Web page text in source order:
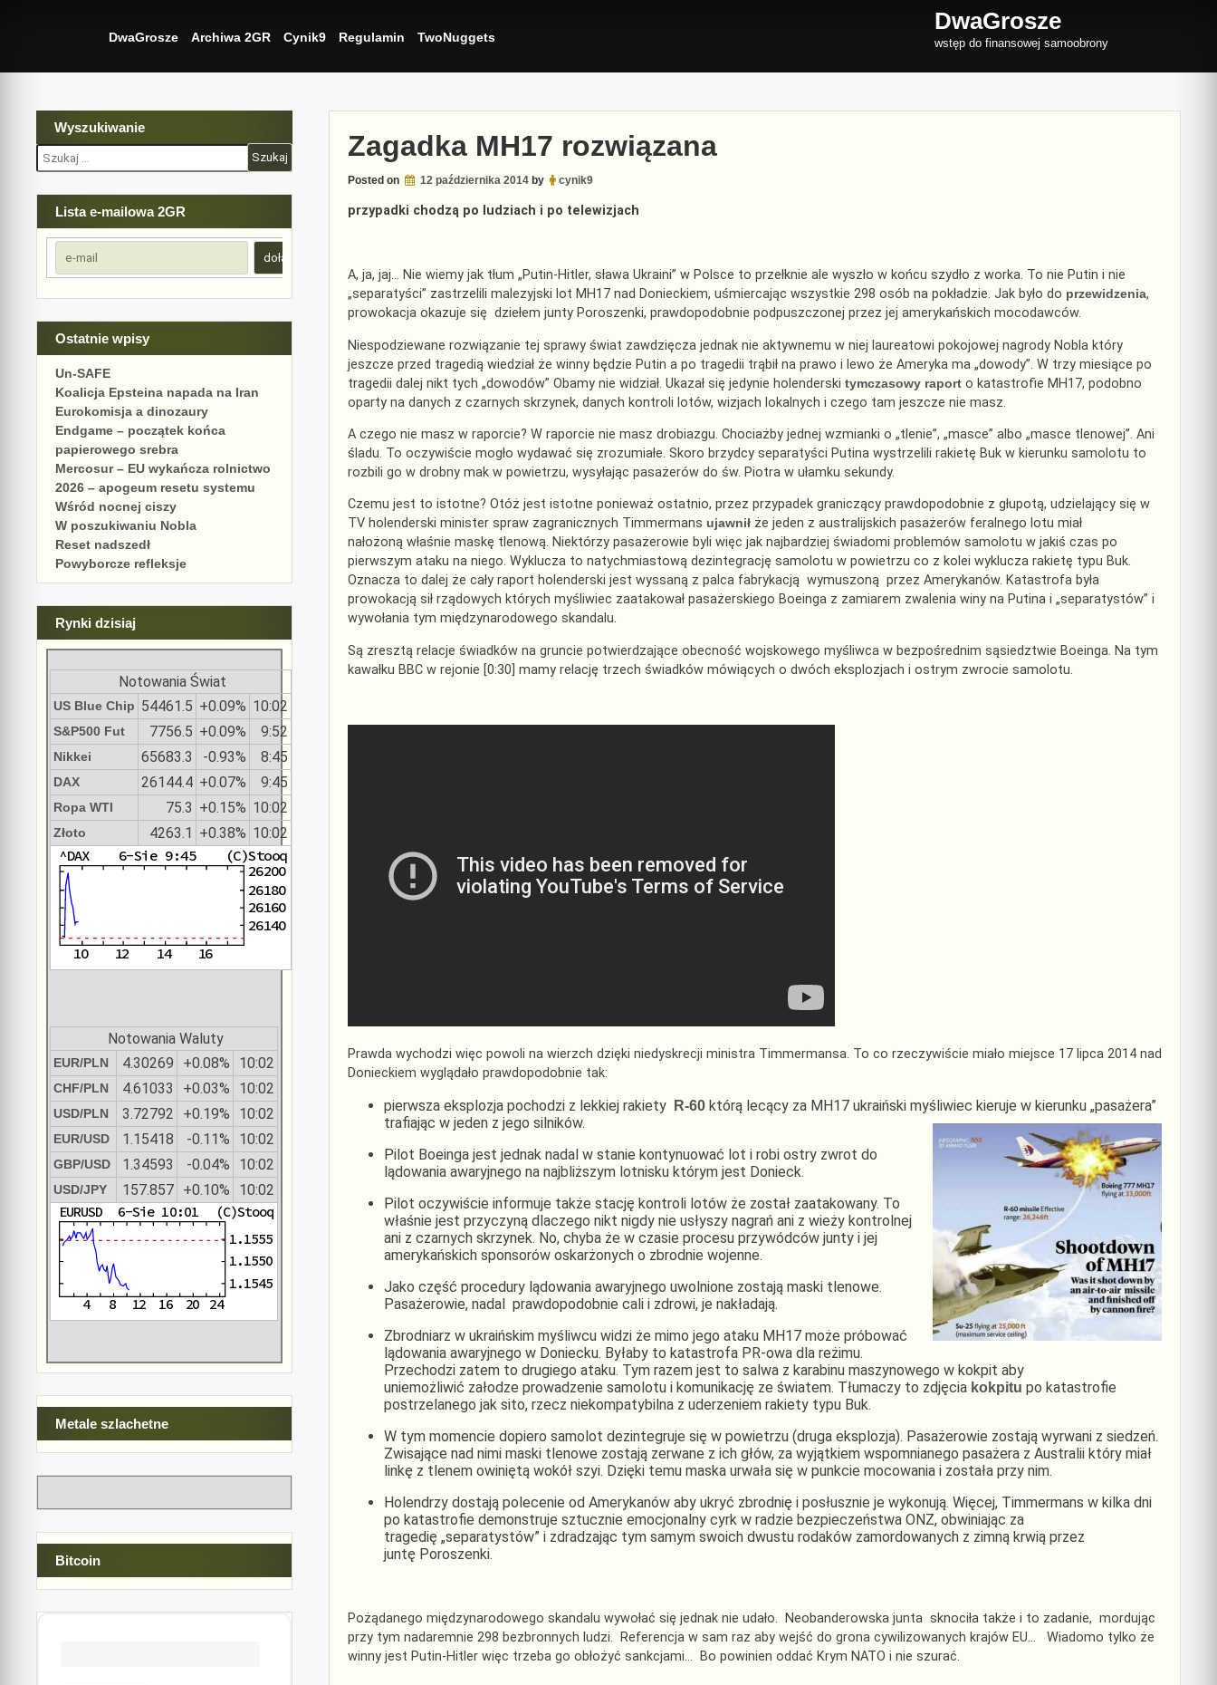
DwaGrosze Archiwa 2GR Cynik9 Regulamin TwoNuggets
DwaGrosze
wstęp do finansowej samoobrony
Zagadka MH17 rozwiązana
Posted on 12 października 2014by cynik9
przypadki chodzą po ludziach i po telewizjach
A, ja, jaj… Nie wiemy jak tłum „Putin-Hitler, sława Ukraini” w Polsce to przełknie ale wyszło w końcu szydło z worka. To nie Putin i nie
„separatyści” zastrzelili malezyjski lot MH17 nad Donieckiem, uśmiercając wszystkie 298 osób na pokładzie. Jak było do przewidzenia,
prowokacja okazuje się dziełem junty Poroszenki, prawdopodobnie podpuszczonej przez jej amerykańskich mocodawców.
Niespodziewane rozwiązanie tej sprawy świat zawdzięcza jednak nie aktywnemu w niej laureatowi pokojowej nagrody Nobla który
jeszcze przed tragedią wiedział że winny będzie Putin a po tragedii trąbił na prawo i lewo że Ameryka ma „dowody”. W trzy miesiące po
tragedii dalej nikt tych „dowodów” Obamy nie widział. Ukazał się jedynie holenderski tymczasowy raporto katastrofie MH17, podobno
oparty na danych z czarnych skrzynek, danych kontroli lotów, wizjach lokalnych i czego tam jeszcze nie masz.
A czego nie masz w raporcie? W raporcie nie masz drobiazgu. Chociażby jednej wzmianki o „tlenie”, „masce” albo „masce tlenowej”. Ani
śladu. To oczywiście mogło wydawać się zrozumiałe. Skoro brzydcy separatyści Putina wystrzelili rakietę Buk w kierunku samolotu to
rozbili go w drobny mak w powietrzu, wysyłając pasażerów do św. Piotra w ułamku sekundy.
Czemu jest to istotne? Otóż jest istotne ponieważ ostatnio, przez przypadek graniczący prawdopodobnie z głupotą, udzielający się w
TV holenderski minister spraw zagranicznych Timmermans ujawniłże jeden z australijskich pasażerów feralnego lotu miał
nałożoną właśnie maskę tlenową. Niektórzy pasażerowie byli więc jak najbardziej świadomi problemów samolotu w jakiś czas po
pierwszym ataku na niego. Wyklucza to natychmiastową dezintegrację samolotu w powietrzu co z kolei wyklucza rakietę typu Buk.
Oznacza to dalej że cały raport holenderski jest wyssaną z palca fabrykacją wymuszoną przez Amerykanów. Katastrofa była
prowokacją sił rządowych których myśliwiec zaatakował pasażerskiego Boeinga z zamiarem zwalenia winy na Putina i „separatystów” i
wywołania tym międzynarodowego skandalu.
Są zresztą relacje świadków na gruncie potwierdzające obecność wojskowego myśliwca w bezpośrednim sąsiedztwie Boeinga. Na tym
kawałku BBC w rejonie [0:30] mamy relację trzech świadków mówiących o dwóch eksplozjach i ostrym zwrocie samolotu.
Prawda wychodzi więc powoli na wierzch dzięki niedyskrecji ministra Timmermansa. To co rzeczywiście miało miejsce 17 lipca 2014 nad
Donieckiem wyglądało prawdopodobnie tak:
pierwsza eksplozja pochodzi z lekkiej rakiety R-60którą lecący za MH17 ukraiński myśliwiec kieruje w kierunku „pasażera”
trafiając w jeden z jego silników.
Pilot Boeinga jest jednak nadal w stanie kontynuować lot i robi ostry zwrot do
lądowania awaryjnego na najbliższym lotnisku którym jest Donieck.
Pilot oczywiście informuje także stację kontroli lotów że został zaatakowany. To
właśnie jest przyczyną dlaczego nikt nigdy nie usłyszy nagrań ani z wieży kontrolnej
ani z czarnych skrzynek. No, chyba że w czasie procesu przywódców junty i jej
amerykańskich sponsorów oskarżonych o zbrodnie wojenne.
Jako część procedury lądowania awaryjnego uwolnione zostają maski tlenowe.
Pasażerowie, nadal prawdopodobnie cali i zdrowi, je nakładają.
Zbrodniarz w ukraińskim myśliwcu widzi że mimo jego ataku MH17 może próbować
lądowania awaryjnego w Doniecku. Byłaby to katastrofa PR-owa dla reżimu.
Przechodzi zatem to drugiego ataku. Tym razem jest to salwa z karabinu maszynowego w kokpit aby
uniemożliwić załodze prowadzenie samolotu i komunikację ze światem. Tłumaczy to zdjęcia kokpitu po katastrofie
postrzelanego jak sito, rzecz niekompatybilna z uderzeniem rakiety typu Buk.
W tym momencie dopiero samolot dezintegruje się w powietrzu (druga eksplozja). Pasażerowie zostają wyrwani z siedzeń.
Zwisające nad nimi maski tlenowe zostają zerwane z ich głów, za wyjątkiem wspomnianego pasażera z Australii który miał
linkę z tlenem owiniętą wokół szyi. Dzięki temu maska urwała się w punkcie mocowania i została przy nim.
Holendrzy dostają polecenie od Amerykanów aby ukryć zbrodnię i posłusznie je wykonują. Więcej, Timmermans w kilka dni
po katastrofie demonstruje sztucznie emocjonalny cyrk w radzie bezpieczeństwa ONZ, obwiniając za
tragedię „separatystów” i zdradzając tym samym swoich dwustu rodaków zamordowanych z zimną krwią przez
juntę Poroszenki.
Pożądanego międzynarodowego skandalu wywołać się jednak nie udało. Neobanderowska junta sknociła także i to zadanie, mordując
przy tym nadaremnie 298 bezbronnych ludzi. Referencja w sam raz aby wejść do grona cywilizowanych krajów EU… Wiadomo tylko że
winny jest Putin-Hitler więc trzeba go obłożyć sankcjami… Bo powinien oddać Krym NATO i nie szurać.
Wyszukiwanie
Szukaj:
Lista e-mailowa 2GR
Ostatnie wpisy
Un-SAFE
Koalicja Epsteina napada na Iran
Eurokomisja a dinozaury
Endgame – początek końca
papierowego srebra
Mercosur – EU wykańcza rolnictwo
2026 – apogeum resetu systemu
Wśród nocnej ciszy
W poszukiwaniu Nobla
Reset nadszedł
Powyborcze refleksje
Rynki dzisiaj
Notowania Świat
US Blue Chip 54461.5 +0.09% 10:02
S&P500 Fut 7756.5 +0.09% 9:52
Nikkei 65683.3 -0.93% 8:45
DAX 26144.4 +0.07% 9:45
Ropa WTI 75.3 +0.15% 10:02
Złoto 4263.1 +0.38% 10:02
Notowania Waluty
EUR/PLN 4.30269 +0.08% 10:02
CHF/PLN 4.61033 +0.03% 10:02
USD/PLN 3.72792 +0.19% 10:02
EUR/USD 1.15418 -0.11% 10:02
GBP/USD 1.34593 -0.04% 10:02
USD/JPY 157.857 +0.10% 10:02
Metale szlachetne
Bitcoin